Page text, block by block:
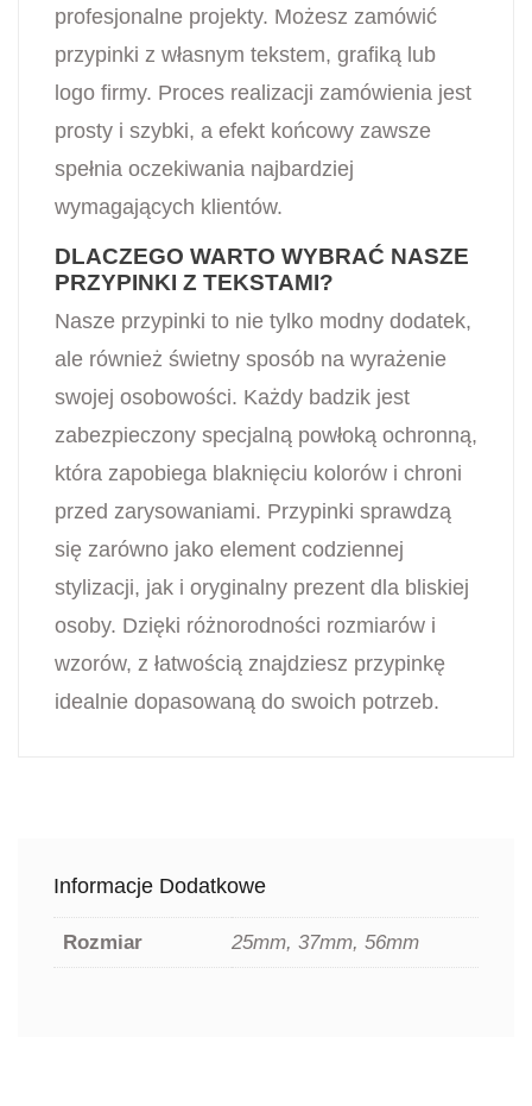
profesjonalne projekty. Możesz zamówić
przypinki z własnym tekstem, grafiką lub
logo firmy. Proces realizacji zamówienia jest
prosty i szybki, a efekt końcowy zawsze
spełnia oczekiwania najbardziej
wymagających klientów.
DLACZEGO WARTO WYBRAĆ NASZE
PRZYPINKI Z TEKSTAMI?
Nasze przypinki to nie tylko modny dodatek,
ale również świetny sposób na wyrażenie
swojej osobowości. Każdy badzik jest
zabezpieczony specjalną powłoką ochronną,
która zapobiega blaknięciu kolorów i chroni
przed zarysowaniami. Przypinki sprawdzą
się zarówno jako element codziennej
stylizacji, jak i oryginalny prezent dla bliskiej
osoby. Dzięki różnorodności rozmiarów i
wzorów, z łatwością znajdziesz przypinkę
idealnie dopasowaną do swoich potrzeb.
Informacje Dodatkowe
Rozmiar 25mm, 37mm, 56mm